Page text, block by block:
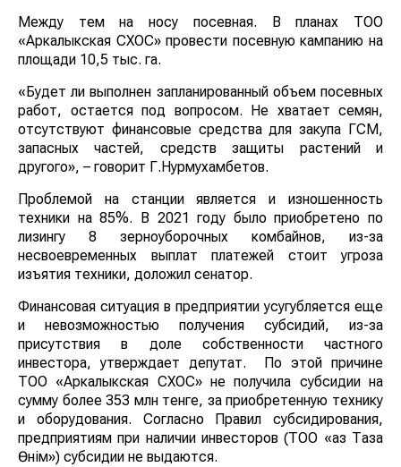
Между тем на носу посевная. В планах ТОО
«Аркалыкская СХОС» провести посевную кампанию на
площади 10,5 тыс. га.
«Будет ли выполнен запланированный объем посевных
работ, остается под вопросом. Не хватает семян,
отсутствуют финансовые средства для закупа ГСМ,
запасных частей, средств защиты растений и
другого», – говорит Г.Нурмухамбетов.
Проблемой на станции является и изношенность
техники на 85%. В 2021 году было приобретено по
лизингу 8 зерноуборочных комбайнов, из-за
несвоевременных выплат платежей стоит угроза
изъятия техники, доложил сенатор.
Финансовая ситуация в предприятии усугубляется еще
и невозможностью получения субсидий, из-за
присутствия в доле собственности частного
инвестора, утверждает депутат. По этой причине
ТОО «Аркалыкская СХОС» не получила субсидии на
сумму более 353 млн тенге, за приобретенную технику
и оборудования. Согласно Правил субсидирования,
предприятиям при наличии инвесторов (ТОО «Қаз Таза
Өнім») субсидии не выдаются.